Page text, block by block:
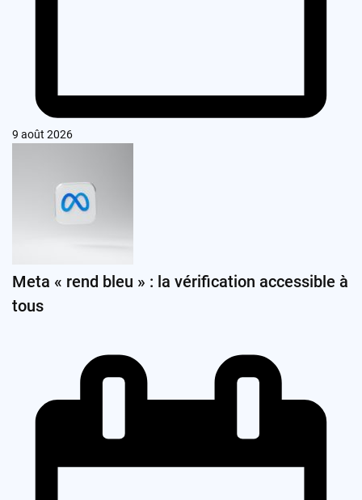
9 août 2026
Meta « rend bleu » : la vérification accessible à
tous